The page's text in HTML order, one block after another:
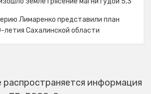
Лимаренко представили план
летия Сахалинской области
распространяется информация